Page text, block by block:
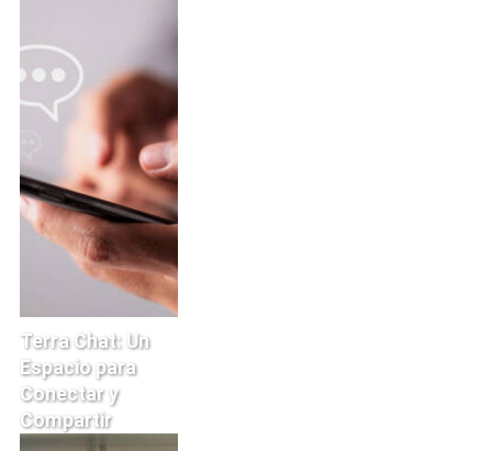
Terra Chat: Un
Espacio para
Conectar y
Compartir